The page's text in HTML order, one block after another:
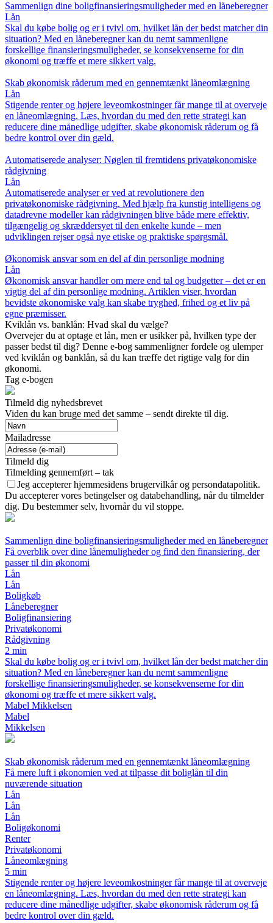
Sammenlign dine boligfinansieringsmuligheder med en låneberegner
Lån
Skal du købe bolig og er i tvivl om, hvilket lån der bedst matcher din
situation? Med en låneberegner kan du nemt sammenligne
forskellige finansieringsmuligheder, se konsekvenserne for din
økonomi og træffe et mere sikkert valg.
Skab økonomisk råderum med en gennemtænkt låneomlægning
Lån
Stigende renter og højere leveomkostninger får mange til at overveje
en låneomlægning. Læs, hvordan du med den rette strategi kan
reducere dine månedlige udgifter, skabe økonomisk råderum og få
bedre kontrol over din gæld.
Automatiserede analyser: Nøglen til fremtidens privatøkonomiske
rådgivning
Lån
Automatiserede analyser er ved at revolutionere den
privatøkonomiske rådgivning. Med hjælp fra kunstig intelligens og
datadrevne modeller kan rådgivningen blive både mere effektiv,
tilgængelig og skræddersyet til den enkelte kunde – men
udviklingen rejser også nye etiske og praktiske spørgsmål.
Økonomisk ansvar som en del af din personlige modning
Lån
Økonomisk ansvar handler om mere end tal og budgetter – det er en
vigtig del af din personlige modning. Artiklen viser, hvordan
bevidste økonomiske valg kan skabe tryghed, frihed og et liv på
egne præmisser.
Kviklån vs. banklån: Hvad skal du vælge?
Overvejer du at optage et lån, men er usikker på, hvilken type der
passer bedst til dig? Denne e-bog sammenligner fordele og ulemper
ved kviklån og banklån, så du kan træffe det rigtige valg for din
økonomi.
Tag e-bogen
Tilmeld dig nyhedsbrevet
Viden du kan bruge med det samme – sendt direkte til dig.
Mailadresse
Tilmeld dig
Tilmelding gennemført – tak
Jeg accepterer hjemmesidens brugervilkår og persondatapolitik.
Du accepterer vores betingelser og databehandling, når du tilmelder
dig. Du bestemmer selv, hvornår du vil stoppe.
Sammenlign dine boligfinansieringsmuligheder med en låneberegner
Få overblik over dine lånemuligheder og find den finansiering, der
passer til din økonomi
Lån
Lån
Boligkøb
Låneberegner
Boligfinansiering
Privatøkonomi
Rådgivning
2 min
Skal du købe bolig og er i tvivl om, hvilket lån der bedst matcher din
situation? Med en låneberegner kan du nemt sammenligne
forskellige finansieringsmuligheder, se konsekvenserne for din
økonomi og træffe et mere sikkert valg.
Mabel Mikkelsen
Mabel
Mikkelsen
Skab økonomisk råderum med en gennemtænkt låneomlægning
Få mere luft i økonomien ved at tilpasse dit boliglån til din
nuværende situation
Lån
Lån
Lån
Boligøkonomi
Renter
Privatøkonomi
Låneomlægning
5 min
Stigende renter og højere leveomkostninger får mange til at overveje
en låneomlægning. Læs, hvordan du med den rette strategi kan
reducere dine månedlige udgifter, skabe økonomisk råderum og få
bedre kontrol over din gæld.